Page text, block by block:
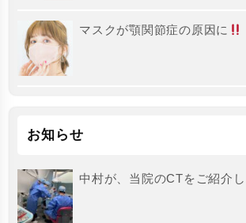
マスクが顎関節症の原因に
お知らせ
中村が、当院のCTをご紹介